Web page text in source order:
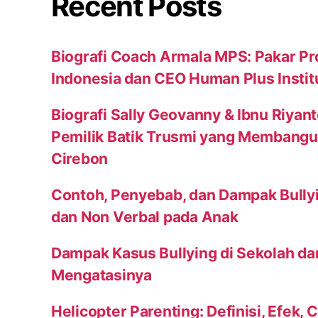
Biografi Coach Armala MPS: Pakar
Indonesia dan CEO Human Plus
Biografi Sally Geovanny & Ibnu
Pemilik Batik Trusmi yang
Cirebon
Contoh, Penyebab, dan Dampak
dan Non Verbal pada Anak
Dampak Kasus Bullying di Sekolah
Mengatasinya
Helicopter Parenting: Definisi, Efek,